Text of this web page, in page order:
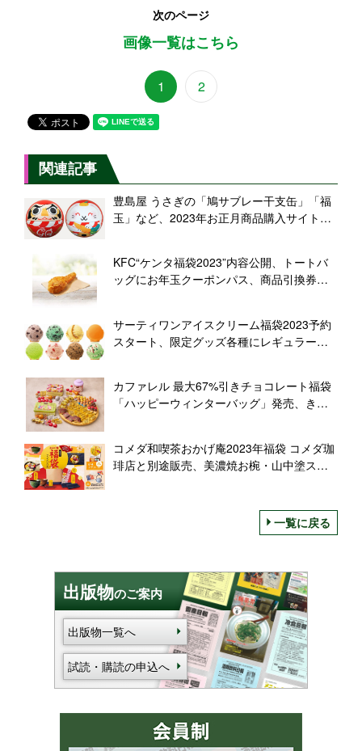
次のページ
画像一覧はこちら
1 2
関連記事
豊島屋 うさぎの「鳩サブレー干支缶」「福
玉」など、2023年お正月商品購入サイトで
KFC“ケンタ福袋2023”内容公開、トートバ
ッグにお年玉クーポンパス、商品引換券
サーティワンアイスクリーム福袋2023予約
スタート、限定グッズ各種にレギュラーシ
カファレル 最大67%引きチョコレート福袋
「ハッピーウィンターバッグ」発売、きの
コメダ和喫茶おかげ庵2023年福袋 コメダ珈
琲店と別途販売、美濃焼お椀・山中塗スプ
子グラスなど当たる新春くじも一覧に戻る
出版物のご案内
出版物一覧へ
試読・購読の申込へ